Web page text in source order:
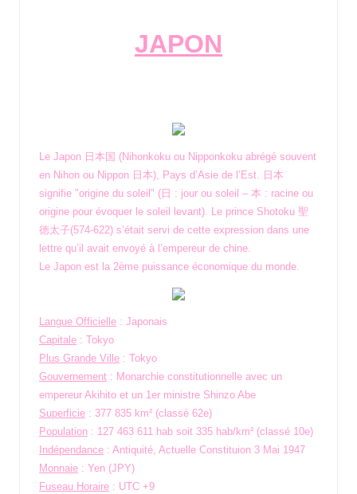
JAPON
Le Japon 日本国 (Nihonkoku ou Nipponkoku abrégé souvent
en Nihon ou Nippon 日本), Pays d’Asie de l’Est. 日本
signifie "origine du soleil" (日 : jour ou soleil – 本 : racine ou
origine pour évoquer le soleil levant). Le prince Shotoku 聖
徳太子(574-622) s’était servi de cette expression dans une
lettre qu’il avait envoyé à l’empereur de chine.
Le Japon est la 2ème puissance économique du monde.
Langue Officielle : Japonais
Capitale : Tokyo
Plus Grande Ville : Tokyo
Gouvernement : Monarchie constitutionnelle avec un
empereur Akihito et un 1er ministre Shinzo Abe
Superficie : 377 835 km² (classé 62e)
Population : 127 463 611 hab soit 335 hab/km² (classé 10e)
Indépendance : Antiquité, Actuelle Constituion 3 Mai 1947
Monnaie : Yen (JPY)
Fuseau Horaire : UTC +9